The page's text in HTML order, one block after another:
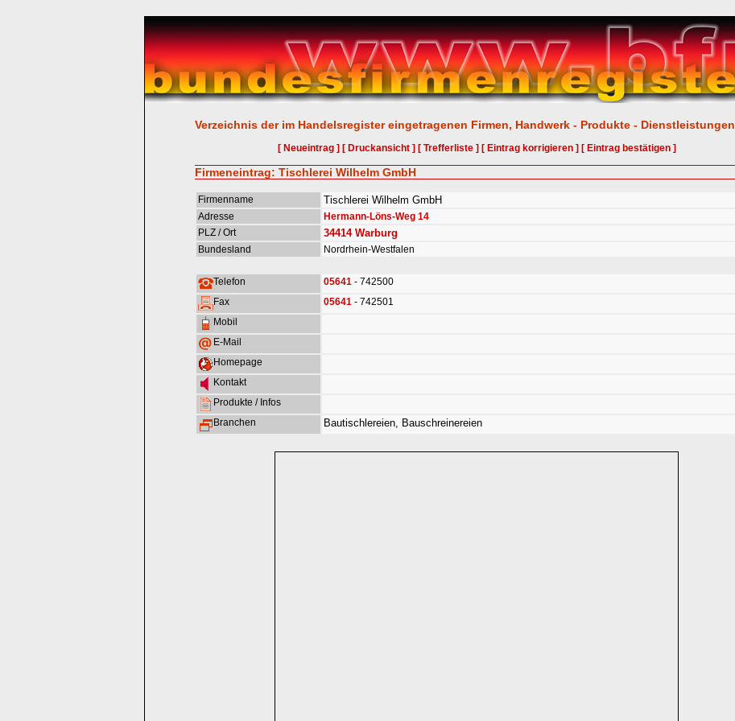
Verzeichnis der im Handelsregister eingetragenen Firmen, Handwerk - Produkte - Dienstleistungen
[ Neueintrag ] [ Druckansicht ] [ Trefferliste ] [ Eintrag korrigieren ] [ Eintrag bestätigen ]
Firmeneintrag: Tischlerei Wilhelm GmbH
Firmenname Tischlerei Wilhelm GmbH
Adresse
Hermann-Löns-Weg 14
PLZ / Ort
34414 Warburg
Bundesland Nordrhein-Westfalen
Telefon 05641 - 742500
Fax
05641 - 742501
Mobil
E-Mail
Homepage
Kontakt
Produkte / Infos
Branchen
Bautischlereien, Bauschreinereien